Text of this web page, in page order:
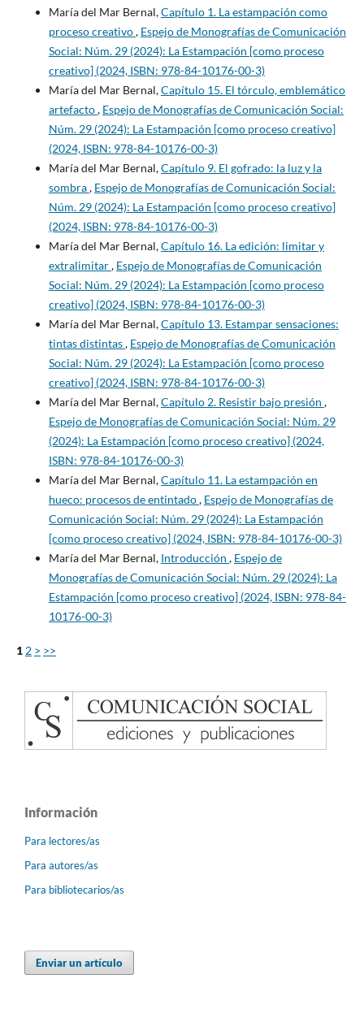
María del Mar Bernal,Capítulo 1. La estampación como
proceso creativo, Espejo de Monografías de Comunicación
Social: Núm. 29 (2024): La Estampación [como proceso
creativo] (2024, ISBN: 978-84-10176-00-3)
María del Mar Bernal,Capítulo 15. El tórculo, emblemático
artefacto, Espejo de Monografías de Comunicación Social:
Núm. 29 (2024): La Estampación [como proceso creativo]
(2024, ISBN: 978-84-10176-00-3)
María del Mar Bernal,Capítulo 9. El gofrado: la luz y la
sombra, Espejo de Monografías de Comunicación Social:
Núm. 29 (2024): La Estampación [como proceso creativo]
(2024, ISBN: 978-84-10176-00-3)
María del Mar Bernal,Capítulo 16. La edición: limitar y
extralimitar, Espejo de Monografías de Comunicación
Social: Núm. 29 (2024): La Estampación [como proceso
creativo] (2024, ISBN: 978-84-10176-00-3)
María del Mar Bernal,Capítulo 13. Estampar sensaciones:
tintas distintas, Espejo de Monografías de Comunicación
Social: Núm. 29 (2024): La Estampación [como proceso
creativo] (2024, ISBN: 978-84-10176-00-3)
María del Mar Bernal,Capítulo 2. Resistir bajo presión ,
Espejo de Monografías de Comunicación Social: Núm. 29
(2024): La Estampación [como proceso creativo] (2024,
ISBN: 978-84-10176-00-3)
María del Mar Bernal,Capítulo 11. La estampación en
hueco: procesos de entintado, Espejo de Monografías de
Comunicación Social: Núm. 29 (2024): La Estampación
[como proceso creativo] (2024, ISBN: 978-84-10176-00-3)
María del Mar Bernal, Introducción , Espejo de
Monografías de Comunicación Social: Núm. 29 (2024): La
Estampación [como proceso creativo] (2024, ISBN: 978-84-
10176-00-3)
1 2 > >>
Información
Para lectores/as
Para autores/as
Para bibliotecarios/as
Enviar un artículo